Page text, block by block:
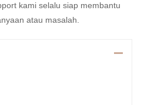
kami selalu siap membantu
atau masalah.